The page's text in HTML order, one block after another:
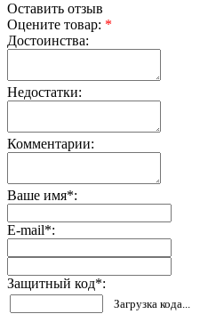
Оставить отзыв
Оцените товар: *
Достоинства:
Недостатки:
Комментарии:
Ваше имя*:
E-mail*:
Защитный код*:
Загрузка кода...